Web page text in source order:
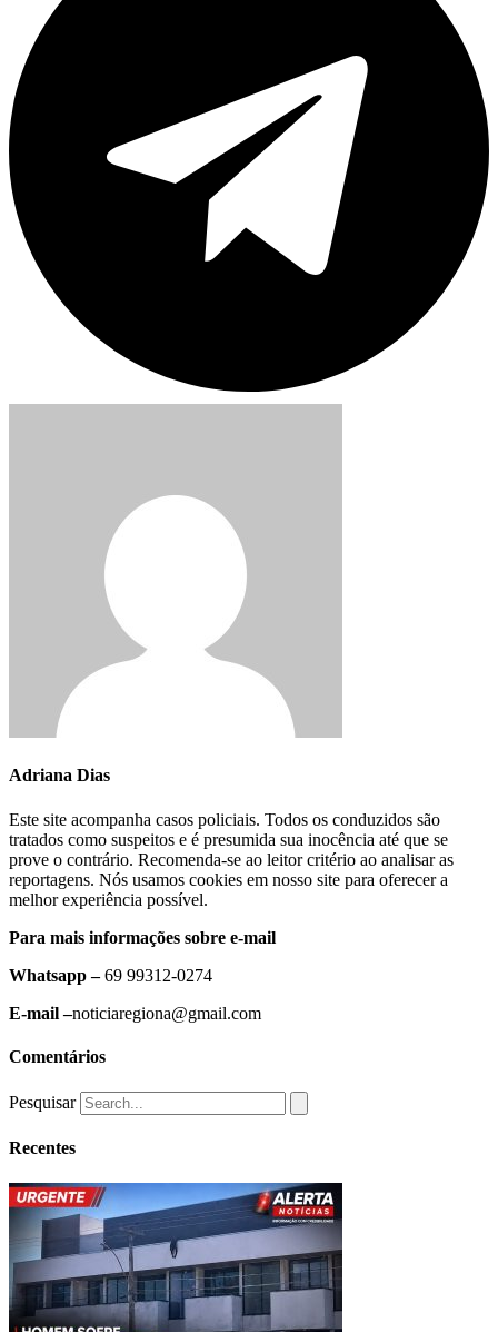
Adriana Dias
Este site acompanha casos policiais. Todos os conduzidos são
tratados como suspeitos e é presumida sua inocência até que se
prove o contrário. Recomenda-se ao leitor critério ao analisar as
reportagens. Nós usamos cookies em nosso site para oferecer a
melhor experiência possível.
Para mais informações sobre e-mail
Whatsapp –69 99312-0274
E-mail –noticiaregiona@gmail.com
Comentários
Pesquisar
Recentes